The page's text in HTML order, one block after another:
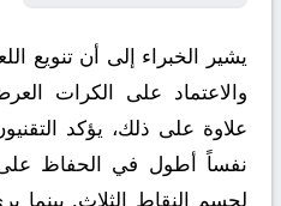
يشير الخبراء إلى أن تنويع
والاعتماد على الكرات
علاوة على ذلك، يؤكد
نفساً أطول في الحفاظ
لحسم النقاط الثلاث. بينما